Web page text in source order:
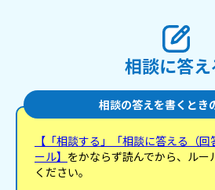
相談に答え
相談の答えを書くとき
【「相談する」「相談に答える（
ール】 をかならず読んでから、ルー
ください。